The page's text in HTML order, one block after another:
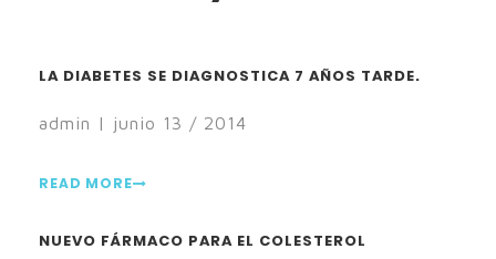
LA DIABETES SE DIAGNOSTICA 7 AÑOS TARDE.
admin | junio 13 / 2014
READ MORE
NUEVO FÁRMACO PARA EL COLESTEROL